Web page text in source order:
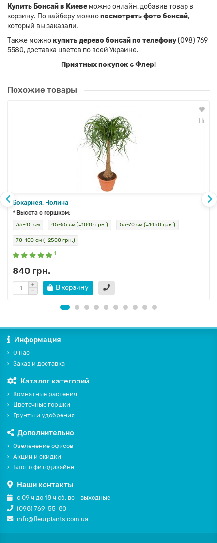
Купить Бонсай в Киеве можно онлайн, добавив товар в
корзину. По вайберу можнопосмотреть фото бонсай,
который вы заказали.
Также можнокупить дерево бонсай по телефону(098) 769
5580, доставка цветов по всей Украине.
Приятных покупок с Флер!
Похожие товары
Бокарнея, Нолина
* Высота с горшком:
35-45 см 45-55 см (=1040 грн.) 55-70 см (=1450 грн.)
70-100 см (=2500 грн.)
1
840 грн.
В корзину
Информация
О нас
Заказ и доставка
Каталог категорий
Комнатные растения
Цветочные горшки
Грунты и удобрения
Дополнительно
Озеленение офисов
Акции и скидки
Блог о фитодизайне
Наши контакты
с 09 ч до 18 ч сб, вс - выходные
(098) 769-55-80
info@fleurplants.com.ua